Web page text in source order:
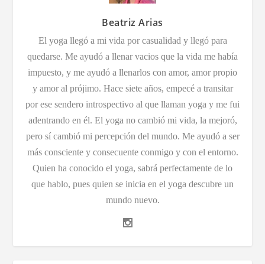
Beatriz Arias
El yoga llegó a mi vida por casualidad y llegó para
quedarse. Me ayudó a llenar vacios que la vida me había
impuesto, y me ayudó a llenarlos con amor, amor propio
y amor al prójimo. Hace siete años, empecé a transitar
por ese sendero introspectivo al que llaman yoga y me fui
adentrando en él. El yoga no cambió mi vida, la mejoró,
pero sí cambió mi percepción del mundo. Me ayudó a ser
más consciente y consecuente conmigo y con el entorno.
Quien ha conocido el yoga, sabrá perfectamente de lo
que hablo, pues quien se inicia en el yoga descubre un
mundo nuevo.